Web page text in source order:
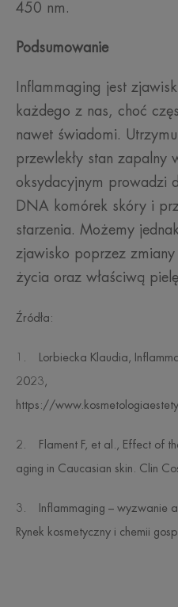
450 nm.
Podsumowanie
Inflammaging jest
każdego z nas, choć
nawet świadomi.
przewlekły stan zapalny
oksydacyjnym prowadzi
DNA komórek skóry i
starzenia. Możemy
zjawisko poprzez
życia oraz właściwą
Źródła:
1. Lorbiecka Klaudia,
2023,
https://
2. Flament F, et al., Effect of
aging in Caucasian skin. Clin
3. Inflammaging – wyzwanie
Rynek kosmetyczny i chemii